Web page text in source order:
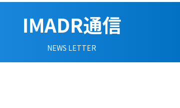
IMADR通信
NEWS LETTER